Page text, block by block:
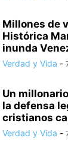
Millones de
Histórica
inunda
Verdad y Vida -
Un
la defensa
cristianos
Verdad y Vida -